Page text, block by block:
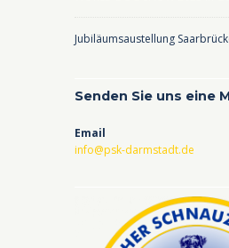
Jubiläumsaustellung
Senden Sie uns eine
Email
info@psk-darmstadt.de